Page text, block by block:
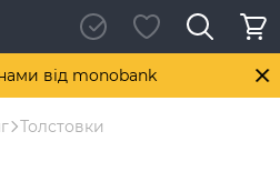
від monobank
Толстовки